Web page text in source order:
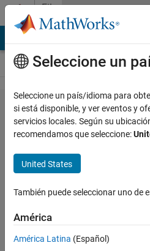
Saltar al contenido
File
Exchange
Object
Colour Thresholding Method 2 -
ACF Method 3 - Faster R-CNN
Seleccione un
Seleccione un país/idioma para
si está disponible, y ver eventos y
servicios locales. Según su
recomendamos que seleccione:
United States
También puede seleccionar uno de
América
América Latina (Español)